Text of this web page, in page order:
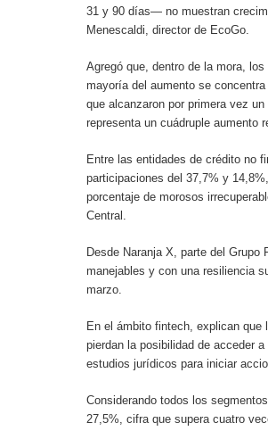
31 y 90 días— no muestran
Menescaldi, director de EcoGo.
Agregó que, dentro de la mora,
mayoría del aumento se
que alcanzaron por primera vez
representa un cuádruple aumento
Entre las entidades de crédito no
participaciones del 37,7% y
porcentaje de morosos
Central.
Desde Naranja X, parte del
manejables y con una resiliencia
marzo.
En el ámbito fintech, explican
pierdan la posibilidad de acceder
estudios jurídicos para iniciar
Considerando todos los
27,5%, cifra que supera cuatro